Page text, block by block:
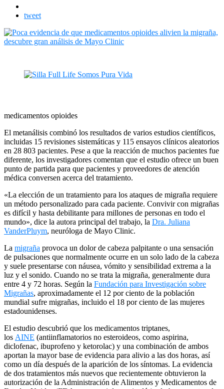
tweet
medicamentos opioides
El metanálisis combinó los resultados de varios estudios científicos,
incluidas 15 revisiones sistemáticas y 115 ensayos clínicos aleatorios
en 28 803 pacientes. Pese a que la reacción de muchos pacientes fue
diferente, los investigadores comentan que el estudio ofrece un buen
punto de partida para que pacientes y proveedores de atención
médica conversen acerca del tratamiento.
«La elección de un tratamiento para los ataques de migraña requiere
un método personalizado para cada paciente. Convivir con migrañas
es difícil y hasta debilitante para millones de personas en todo el
mundo», dice la autora principal del trabajo, la Dra. Juliana
VanderPluym, neuróloga de Mayo Clinic.
La migraña provoca un dolor de cabeza palpitante o una sensación
de pulsaciones que normalmente ocurre en un solo lado de la cabeza
y suele presentarse con náusea, vómito y sensibilidad extrema a la
luz y el sonido. Cuando no se trata la migraña, generalmente dura
entre 4 y 72 horas. Según la Fundación para Investigación sobre
Migrañas, aproximadamente el 12 por ciento de la población
mundial sufre migrañas, incluido el 18 por ciento de las mujeres
estadounidenses.
El estudio descubrió que los medicamentos triptanes,
los AINE (antiinflamatorios no esteroideos, como aspirina,
diclofenac, ibuprofeno y ketorolac) y una combinación de ambos
aportan la mayor base de evidencia para alivio a las dos horas, así
como un día después de la aparición de los síntomas. La evidencia
de dos tratamientos más nuevos que recientemente obtuvieron la
autorización de la Administración de Alimentos y Medicamentos de